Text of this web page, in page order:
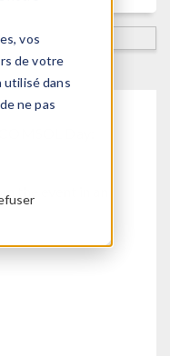
vos
de votre
utilisé dans
ne pas
Day:
the event in an